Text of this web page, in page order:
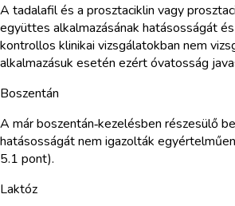
A tadalafil és a prosztaciklin vagy
együttes alkalmazásának hatásosságát
kontrollos klinikai vizsgálatokban nem
alkalmazásuk esetén ezért óvatosság
Boszentán
A már boszentán‑kezelésben részesülő
hatásosságát nem igazolták
5.1 pont).
Laktóz